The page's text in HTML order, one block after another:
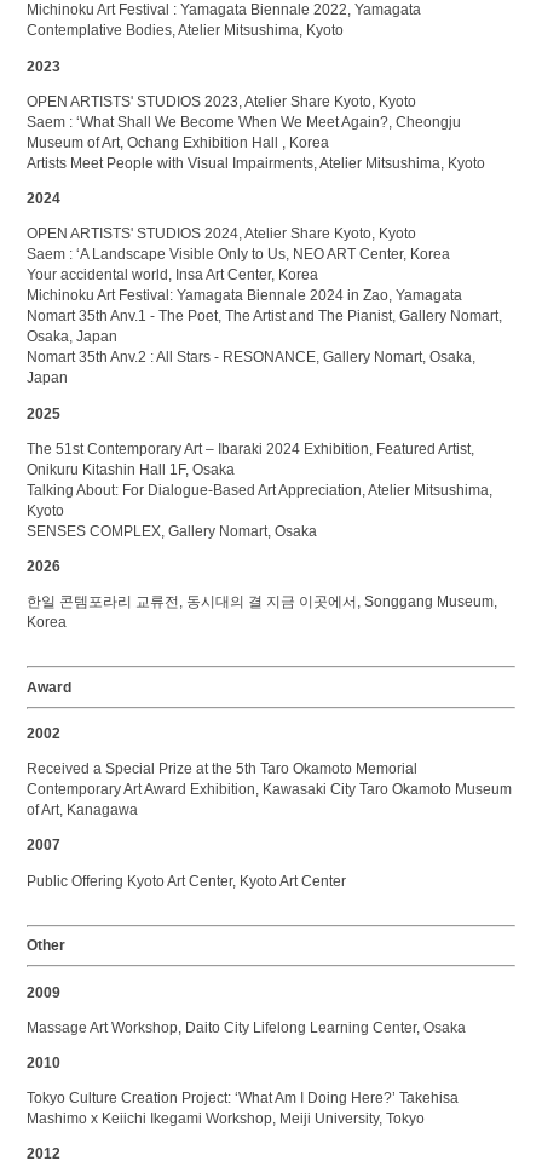
Michinoku Art Festival : Yamagata Biennale 2022, Yamagata
Contemplative Bodies, Atelier Mitsushima, Kyoto
2023
OPEN ARTISTS' STUDIOS 2023, Atelier Share Kyoto, Kyoto
Saem : ‘What Shall We Become When We Meet Again?, Cheongju
Museum of Art, Ochang Exhibition Hall , Korea
Artists Meet People with Visual Impairments, Atelier Mitsushima, Kyoto
2024
OPEN ARTISTS' STUDIOS 2024, Atelier Share Kyoto, Kyoto
Saem : ‘A Landscape Visible Only to Us, NEO ART Center, Korea
Your accidental world, Insa Art Center, Korea
Michinoku Art Festival: Yamagata Biennale 2024 in Zao, Yamagata
Nomart 35th Anv.1 - The Poet, The Artist and The Pianist, Gallery Nomart,
Osaka, Japan
Nomart 35th Anv.2 : All Stars - RESONANCE, Gallery Nomart, Osaka,
Japan
2025
The 51st Contemporary Art – Ibaraki 2024 Exhibition, Featured Artist,
Onikuru Kitashin Hall 1F, Osaka
Talking About: For Dialogue-Based Art Appreciation, Atelier Mitsushima,
Kyoto
SENSES COMPLEX, Gallery Nomart, Osaka
2026
한일 콘템포라리 교류전, 동시대의 결 지금 이곳에서, Songgang Museum,
Korea
Award
2002
Received a Special Prize at the 5th Taro Okamoto Memorial
Contemporary Art Award Exhibition, Kawasaki City Taro Okamoto Museum
of Art, Kanagawa
2007
Public Offering Kyoto Art Center, Kyoto Art Center
Other
2009
Massage Art Workshop, Daito City Lifelong Learning Center, Osaka
2010
Tokyo Culture Creation Project: ‘What Am I Doing Here?’ Takehisa
Mashimo x Keiichi Ikegami Workshop, Meiji University, Tokyo
2012